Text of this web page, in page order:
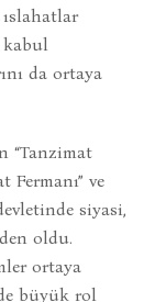
kabul
da ortaya
“Tanzimat
Fermanı” ve
siyasi,
oldu.
ortaya
büyük rol